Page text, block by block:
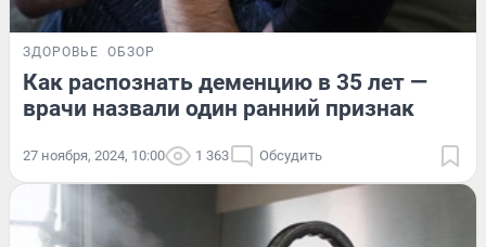
ЗДОРОВЬЕ ОБЗОР
Как распознать деменцию в 35 лет —
врачи назвали один ранний признак
27 ноября, 2024, 10:00 1 363 Обсудить